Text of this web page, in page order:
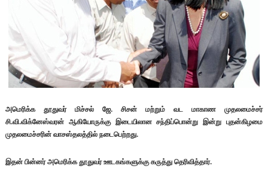
அமெரிக்க தூதுவர் மிச்சல் ஜே. சிசன் மற்றும் வட மாகாண முதலமைச்சர்
சி.வி.விக்னேஸ்வரன் ஆகியோருக்கு இடையிலான சந்திப்பொன்று இன்று புதன்கிழமை
முதலமைச்சரின் வாசஸ்தலத்தில் நடைபெற்றது.
இதன் பின்னர் அமெரிக்க தூதுவர் ஊடகங்களுக்கு கருத்து தெரிவித்தார்.